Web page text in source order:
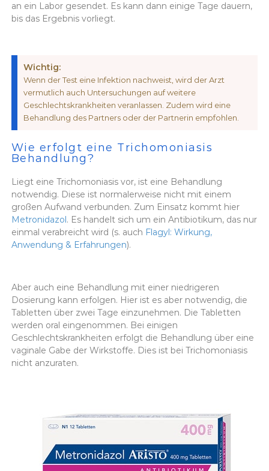
an ein Labor gesendet. Es kann dann einige Tage dauern,
bis das Ergebnis vorliegt.
Wichtig:
Wenn der Test eine Infektion nachweist, wird der Arzt
vermutlich auch Untersuchungen auf weitere
Geschlechtskrankheiten veranlassen. Zudem wird eine
Behandlung des Partners oder der Partnerin empfohlen.
Wie erfolgt eine Trichomoniasis
Behandlung?
Liegt eine Trichomoniasis vor, ist eine Behandlung
notwendig. Diese ist normalerweise nicht mit einem
großen Aufwand verbunden. Zum Einsatz kommt hier
Metronidazol . Es handelt sich um ein Antibiotikum, das nur
einmal verabreicht wird (s. auch Flagyl: Wirkung,
Anwendung & Erfahrungen).
Aber auch eine Behandlung mit einer niedrigeren
Dosierung kann erfolgen. Hier ist es aber notwendig, die
Tabletten über zwei Tage einzunehmen. Die Tabletten
werden oral eingenommen. Bei einigen
Geschlechtskrankheiten erfolgt die Behandlung über eine
vaginale Gabe der Wirkstoffe. Dies ist bei Trichomoniasis
nicht anzuraten.